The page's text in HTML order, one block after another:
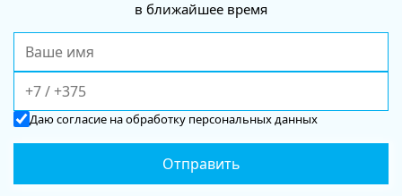
в ближайшее время
Даюсогласие на обработку персональных данных